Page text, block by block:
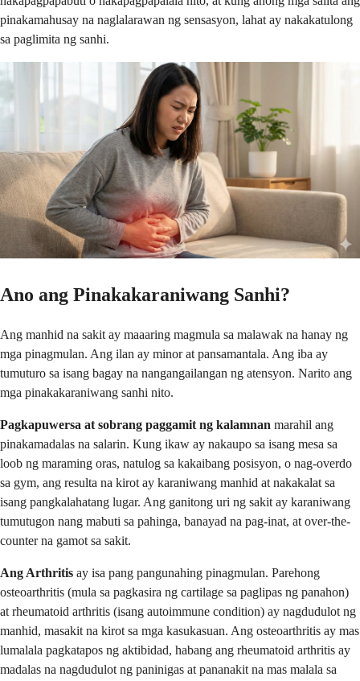
pinakamahusay na naglalarawan ng sensasyon, lahat ay nakakatulong
sa paglimita ng sanhi.
Ano ang Pinakakaraniwang Sanhi?
Ang manhid na sakit ay maaaring magmula sa malawak na hanay ng
mga pinagmulan. Ang ilan ay minor at pansamantala. Ang iba ay
tumuturo sa isang bagay na nangangailangan ng atensyon. Narito ang
mga pinakakaraniwang sanhi nito.
Pagkapuwersa at sobrang paggamit ng kalamnan marahil ang
pinakamadalas na salarin. Kung ikaw ay nakaupo sa isang mesa sa
loob ng maraming oras, natulog sa kakaibang posisyon, o nag-overdo
sa gym, ang resulta na kirot ay karaniwang manhid at nakakalat sa
isang pangkalahatang lugar. Ang ganitong uri ng sakit ay karaniwang
tumutugon nang mabuti sa pahinga, banayad na pag-inat, at over-the-
counter na gamot sa sakit.
Ang Arthritis ay isa pang pangunahing pinagmulan. Parehong
osteoarthritis (mula sa pagkasira ng cartilage sa paglipas ng panahon)
at rheumatoid arthritis (isang autoimmune condition) ay nagdudulot ng
manhid, masakit na kirot sa mga kasukasuan. Ang osteoarthritis ay mas
lumalala pagkatapos ng aktibidad, habang ang rheumatoid arthritis ay
madalas na nagdudulot ng paninigas at pananakit na mas malala sa